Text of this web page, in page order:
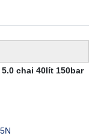
chai 40lít 150bar